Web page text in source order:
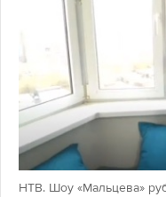
НТВ. Шоу «Мальцева»